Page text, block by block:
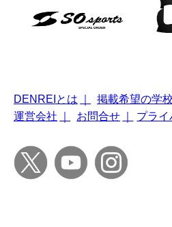
DENREIとは 掲載希望の学
運営会社
お問合せ プライ